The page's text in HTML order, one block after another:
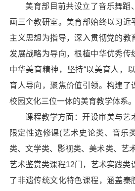
美育部目前共设立了音乐舞蹈
画三个教研室。美育部始终以习近
主义思想为指导，深入贯彻党的教
发展战略为导向，根植中华优秀传
中华美育精神，坚持“以美育人，
育人导向，聚焦价值引领。构建了
校园文化三位一体的美育教学体系。
课程教学方面：开设审美与艺
限定性选修课(艺术史论类、音乐
类、文学类、影视类、美术类、艺
艺术鉴赏类课程12门，艺术实践类
了非遗传统文化特色课程，涵盖秦